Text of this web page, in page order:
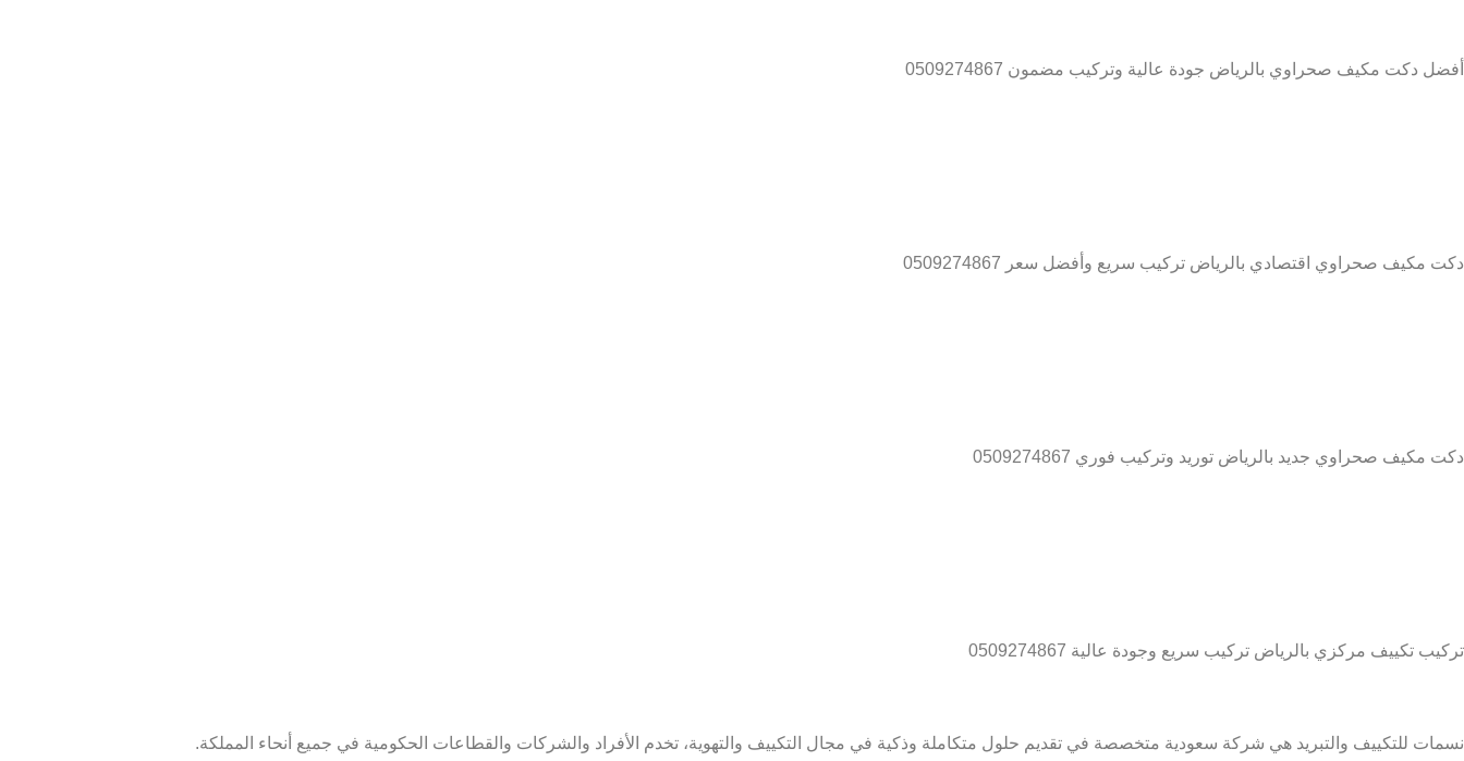
أفضل دكت مكيف صحراوي بالرياض جودة عالية وتركيب مضمون 0509274867
دكت مكيف صحراوي اقتصادي بالرياض تركيب سريع وأفضل سعر 0509274867
دكت مكيف صحراوي جديد بالرياض توريد وتركيب فوري 0509274867
تركيب تكييف مركزي بالرياض تركيب سريع وجودة عالية 0509274867
نسمات للتكييف والتبريد هي شركة سعودية متخصصة في تقديم حلول متكاملة وذكية في مجال التكييف والتهوية، تخدم الأفراد والشركات والقطاعات الحكومية في جميع أنحاء المملكة.